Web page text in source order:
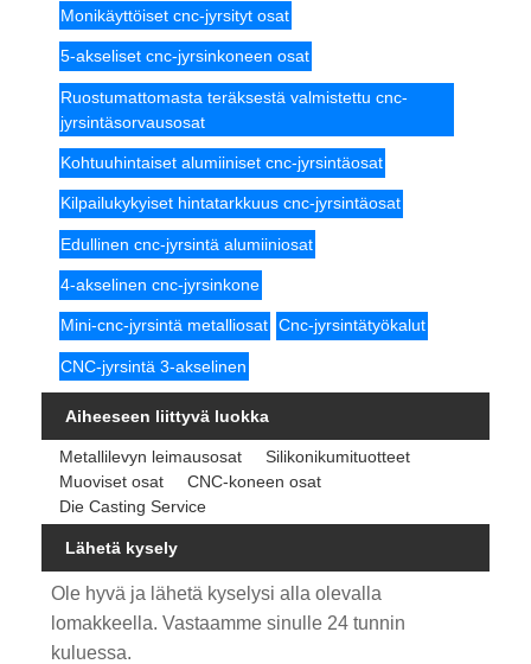
Monikäyttöiset cnc-jyrsityt osat
5-akseliset cnc-jyrsinkoneen osat
Ruostumattomasta teräksestä valmistettu cnc-
jyrsintäsorvausosat
Kohtuuhintaiset alumiiniset cnc-jyrsintäosat
Kilpailukykyiset hintatarkkuus cnc-jyrsintäosat
Edullinen cnc-jyrsintä alumiiniosat
4-akselinen cnc-jyrsinkone
Mini-cnc-jyrsintä metalliosat Cnc-jyrsintätyökalut
CNC-jyrsintä 3-akselinen
Aiheeseen liittyvä luokka
Metallilevyn leimausosat
Silikonikumituotteet
Muoviset osat
CNC-koneen osat
Die Casting Service
Lähetä kysely
Ole hyvä ja lähetä kyselysi alla olevalla
lomakkeella. Vastaamme sinulle 24 tunnin
kuluessa.